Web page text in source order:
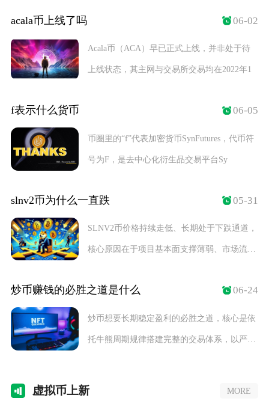
acala币上线了吗 06-02
Acala币（ACA）早已正式上线，并非处于待
上线状态，其主网与交易所交易均在2022年1
f表示什么货币 06-05
币圈里的“f”代表加密货币SynFutures，代币符
号为F，是去中心化衍生品交易平台Sy
slnv2币为什么一直跌 05-31
SLNV2币价格持续走低、长期处于下跌通道，
核心原因在于项目基本面支撑薄弱、市场流动
炒币赚钱的必胜之道是什么 06-24
炒币想要长期稳定盈利的必胜之道，核心是依
托牛熊周期规律搭建完整的交易体系，以严苛
虚拟币上新 MORE